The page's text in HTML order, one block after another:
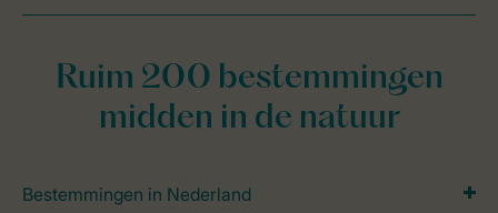
Ruim 200 bestemmingen
midden in de natuur
Bestemmingen in Nederland